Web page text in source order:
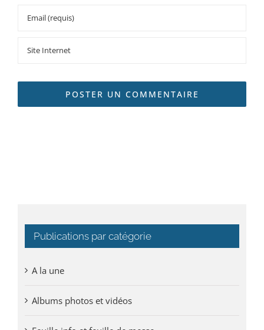
Publications par catégorie
A la une
Albums photos et vidéos